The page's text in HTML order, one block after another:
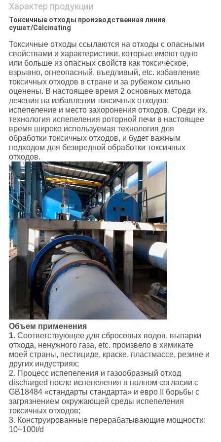
Характер продукции
Токсичные отходы производственная линия
сушат/Calcinating
Токсичные отходы ссылаются на отходы с опасными
свойствами и характеристики, которые имеют одно
или больше из опасных свойств как токсическое,
взрывно, огнеопасный, въедливый, etc. избавление
токсичных отходов в стране и за рубежом сильно
оценены. В настоящее время 2 основных метода
лечения на избавлении токсичных отходов:
испепеление и место захоронения отходов. Среди их,
технология испепеления роторной печи в настоящее
время широко используемая технология для
обработки токсичных отходов, и будет важным
подходом для безвредной обработки токсичных
отходов.
Объем применения
1. Соответствующее для сбросовых водов, выпарки
отхода, ненужного газа, etc. произвело в химикате
моей страны, пестициде, краске, пластмассе, резине и
других индустриях;
2. Процесс испепеления и газообразный отход
discharged после испепеления в полном согласии с
GB18484 «стандарты стандарта» и евро II борьбы с
загрязнением окружающей среды испепеления
токсичных отходов;
3. Конструированные перерабатывающие мощности:
10~100t/d